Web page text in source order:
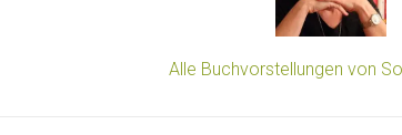
Alle Buchvorstellungen von